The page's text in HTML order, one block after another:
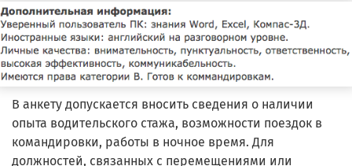
В анкету допускается вносить сведения о наличии
опыта водительского стажа, возможности поездок в
командировки, работы в ночное время. Для
должностей, связанных с перемещениями или